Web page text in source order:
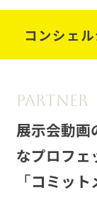
コンシェ
展示会動画
なプロフェ
コミット